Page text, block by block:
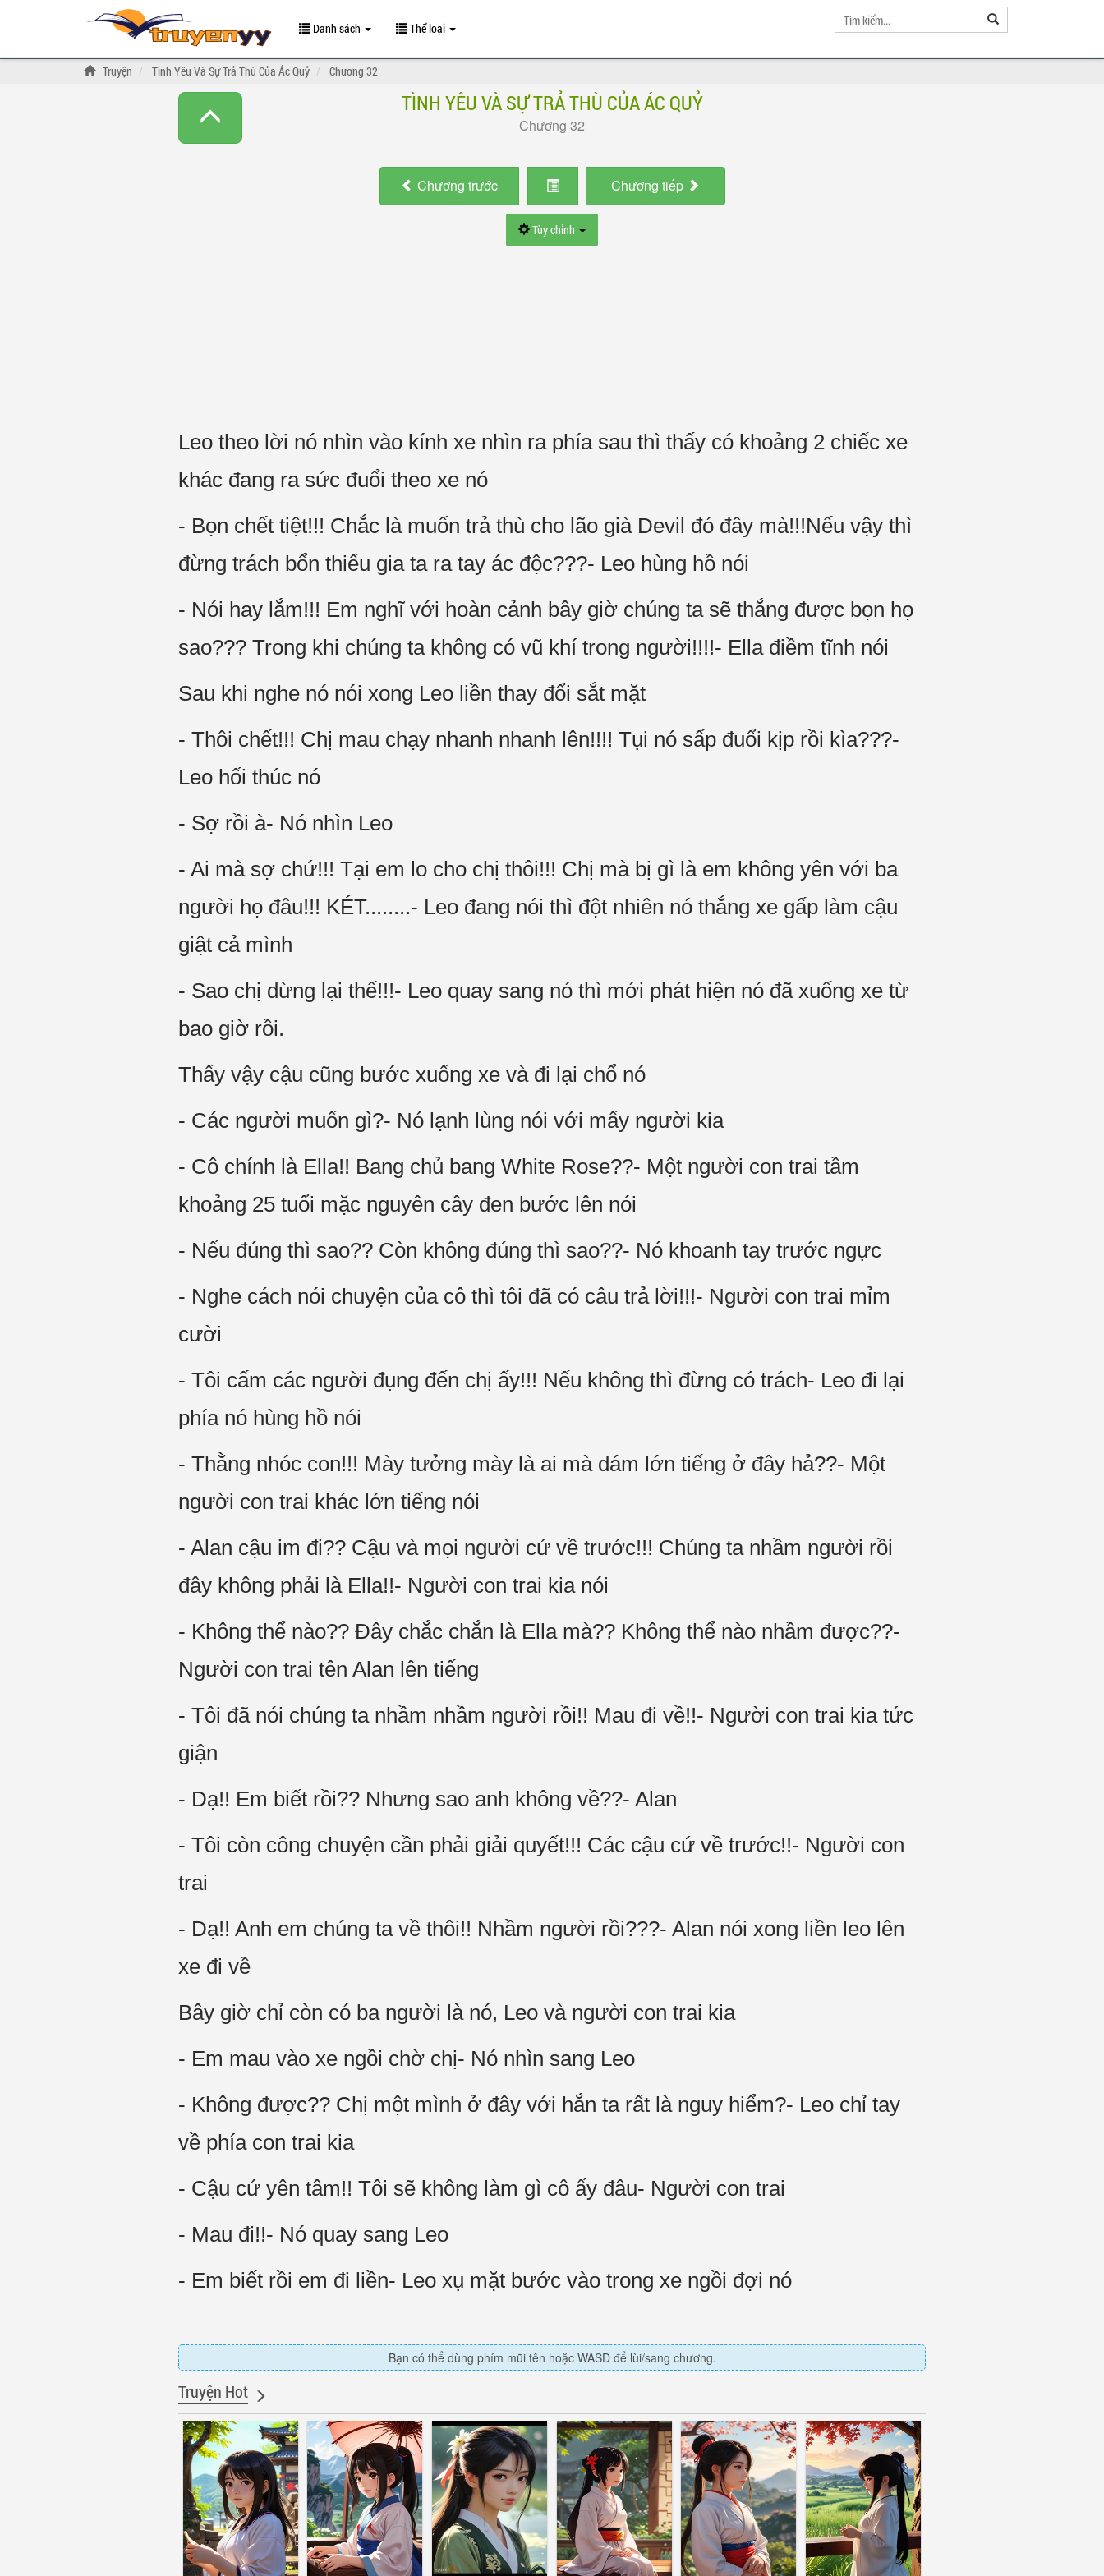
Danh sách Thể loại
Truyện Tình Yêu Và Sự Trả Thù Của Ác Quỷ Chương 32
TÌNH YÊU VÀ SỰ TRẢ THÙ CỦA ÁC QUỶ
Chương 32
Chương trước Chương tiếp
Tùy chỉnh
Leo theo lời nó nhìn vào kính xe nhìn ra phía sau thì thấy có khoảng 2 chiếc xe
khác đang ra sức đuổi theo xe nó
- Bọn chết tiệt!!! Chắc là muốn trả thù cho lão già Devil đó đây mà!!!Nếu vậy thì
đừng trách bổn thiếu gia ta ra tay ác độc???- Leo hùng hồ nói
- Nói hay lắm!!! Em nghĩ với hoàn cảnh bây giờ chúng ta sẽ thắng được bọn họ
sao??? Trong khi chúng ta không có vũ khí trong người!!!!- Ella điềm tĩnh nói
Sau khi nghe nó nói xong Leo liền thay đổi sắt mặt
- Thôi chết!!! Chị mau chạy nhanh nhanh lên!!!! Tụi nó sấp đuổi kịp rồi kìa???-
Leo hối thúc nó
- Sợ rồi à- Nó nhìn Leo
- Ai mà sợ chứ!!! Tại em lo cho chị thôi!!! Chị mà bị gì là em không yên với ba
người họ đâu!!! KÉT........- Leo đang nói thì đột nhiên nó thắng xe gấp làm cậu
giật cả mình
- Sao chị dừng lại thế!!!- Leo quay sang nó thì mới phát hiện nó đã xuống xe từ
bao giờ rồi.
Thấy vậy cậu cũng bước xuống xe và đi lại chổ nó
- Các người muốn gì?- Nó lạnh lùng nói với mấy người kia
- Cô chính là Ella!! Bang chủ bang White Rose??- Một người con trai tầm
khoảng 25 tuổi mặc nguyên cây đen bước lên nói
- Nếu đúng thì sao?? Còn không đúng thì sao??- Nó khoanh tay trước ngực
- Nghe cách nói chuyện của cô thì tôi đã có câu trả lời!!!- Người con trai mỉm
cười
- Tôi cấm các người đụng đến chị ấy!!! Nếu không thì đừng có trách- Leo đi lại
phía nó hùng hồ nói
- Thằng nhóc con!!! Mày tưởng mày là ai mà dám lớn tiếng ở đây hả??- Một
người con trai khác lớn tiếng nói
- Alan cậu im đi?? Cậu và mọi người cứ về trước!!! Chúng ta nhầm người rồi
đây không phải là Ella!!- Người con trai kia nói
- Không thể nào?? Đây chắc chắn là Ella mà?? Không thể nào nhầm được??-
Người con trai tên Alan lên tiếng
- Tôi đã nói chúng ta nhầm nhầm người rồi!! Mau đi về!!- Người con trai kia tức
giận
- Dạ!! Em biết rồi?? Nhưng sao anh không về??- Alan
- Tôi còn công chuyện cần phải giải quyết!!! Các cậu cứ về trước!!- Người con
trai
- Dạ!! Anh em chúng ta về thôi!! Nhầm người rồi???- Alan nói xong liền leo lên
xe đi về
Bây giờ chỉ còn có ba người là nó, Leo và người con trai kia
- Em mau vào xe ngồi chờ chị- Nó nhìn sang Leo
- Không được?? Chị một mình ở đây với hắn ta rất là nguy hiểm?- Leo chỉ tay
về phía con trai kia
- Cậu cứ yên tâm!! Tôi sẽ không làm gì cô ấy đâu- Người con trai
- Mau đi!!- Nó quay sang Leo
- Em biết rồi em đi liền- Leo xụ mặt bước vào trong xe ngồi đợi nó
Bạn có thể dùng phím mũi tên hoặc WASD để lùi/sang chương.
Truyện Hot